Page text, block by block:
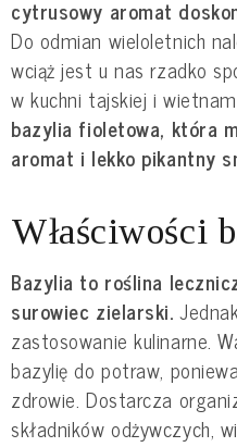
Do odmian wieloletnich
wciąż jest u nas rzadko
w kuchni tajskiej i
bazylia fioletowa, która
aromat i lekko pikantny
Właściwości
Bazylia to roślina
surowiec zielarski.
zastosowanie kulinarne.
bazylię do potraw,
zdrowie. Dostarcza
składników odżywczych,